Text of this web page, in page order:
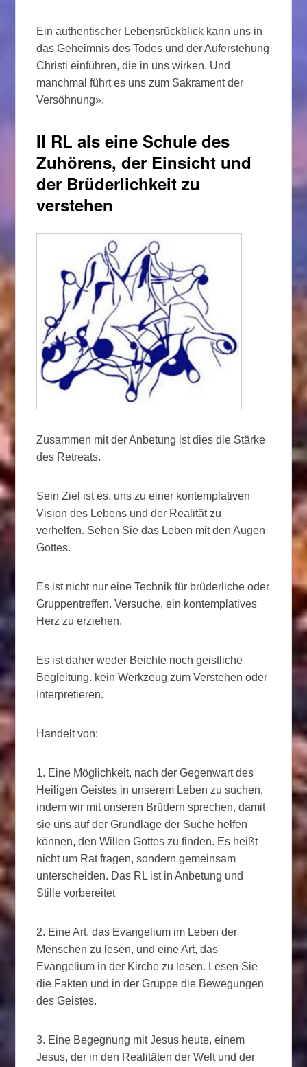
Ein authentischer Lebensrückblick kann uns in
das Geheimnis des Todes und der Auferstehung
Christi einführen, die in uns wirken. Und
manchmal führt es uns zum Sakrament der
Versöhnung».
II RL als eine Schule des
Zuhörens, der Einsicht und
der Brüderlichkeit zu
verstehen
Zusammen mit der Anbetung ist dies die Stärke
des Retreats.
Sein Ziel ist es, uns zu einer kontemplativen
Vision des Lebens und der Realität zu
verhelfen. Sehen Sie das Leben mit den Augen
Gottes.
Es ist nicht nur eine Technik für brüderliche oder
Gruppentreffen. Versuche, ein kontemplatives
Herz zu erziehen.
Es ist daher weder Beichte noch geistliche
Begleitung. kein Werkzeug zum Verstehen oder
Interpretieren.
Handelt von:
1. Eine Möglichkeit, nach der Gegenwart des
Heiligen Geistes in unserem Leben zu suchen,
indem wir mit unseren Brüdern sprechen, damit
sie uns auf der Grundlage der Suche helfen
können, den Willen Gottes zu finden. Es heißt
nicht um Rat fragen, sondern gemeinsam
unterscheiden. Das RL ist in Anbetung und
Stille vorbereitet
2. Eine Art, das Evangelium im Leben der
Menschen zu lesen, und eine Art, das
Evangelium in der Kirche zu lesen. Lesen Sie
die Fakten und in der Gruppe die Bewegungen
des Geistes.
3. Eine Begegnung mit Jesus heute, einem
Jesus, der in den Realitäten der Welt und der